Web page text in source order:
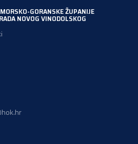
GORANSKE ŽUPANIJE
NOVOG VINODOLSKOG